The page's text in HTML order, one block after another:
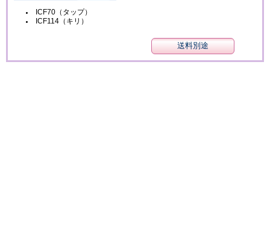
ICF70（タップ）
ICF114（キリ）
送料別途